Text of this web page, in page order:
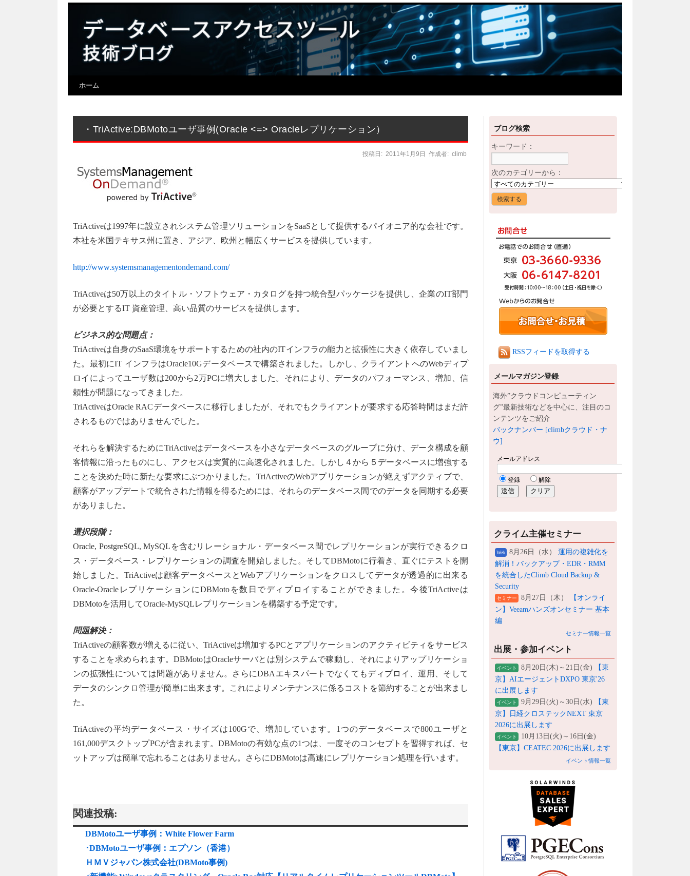
ホーム
・TriActive:DBMotoユーザ事例(Oracle <=> Oracleレプリケーション）
投稿日: 2011年1月9日 作成者: climb
TriActiveは1997年に設立されシステム管理ソリューションをSaaSとして提供するパイオニア的な会社です。
本社を米国テキサス州に置き、アジア、欧州と幅広くサービスを提供しています。
http://www.systemsmanagementondemand.com/
TriActiveは50万以上のタイトル・ソフトウェア・カタログを持つ統合型パッケージを提供し、企業のIT部門
が必要とするIT 資産管理、高い品質のサービスを提供します。
ビジネス的な問題点：
TriActiveは自身のSaaS環境をサポートするための社内のITインフラの能力と拡張性に大きく依存していまし
た。最初にIT インフラはOracle10Gデータベースで構築されました。しかし、クライアントへのWebディプ
ロイによってユーザ数は200から2万PCに増大しました。それにより、データのパフォーマンス、増加、信
頼性が問題になってきました。
TriActiveはOracle RACデータベースに移行しましたが、それでもクライアントが要求する応答時間はまだ許
されるものではありませんでした。
それらを解決するためにTriActiveはデータベースを小さなデータベースのグループに分け、データ構成を顧
客情報に沿ったものにし、アクセスは実質的に高速化されました。しかし４から５データベースに増強する
ことを決めた時に新たな要求にぶつかりました。TriActiveのWebアプリケーションが絶えずアクティブで、
顧客がアップデートで統合された情報を得るためには、それらのデータベース間でのデータを同期する必要
がありました。
選択段階：
Oracle, PostgreSQL, MySQLを含むリレーショナル・データベース間でレプリケーションが実行できるクロ
ス・データベース・レプリケーションの調査を開始しました。そしてDBMotoに行着き、直ぐにテストを開
始しました。TriActiveは顧客データベースとWebアプリケーションをクロスしてデータが透過的に出来る
Oracle-OracleレプリケーションにDBMotoを数日でディプロイすることができました。今後TriActiveは
DBMotoを活用してOracle-MySQLレプリケーションを構築する予定です。
問題解決：
TriActiveの顧客数が増えるに従い、TriActiveは増加するPCとアプリケーションのアクティビティをサービス
することを求められます。DBMotoはOracleサーバとは別システムで稼動し、それによりアップリケーショ
ンの拡張性については問題がありません。さらにDBAエキスパートでなくてもディプロイ、運用、そして
データのシンクロ管理が簡単に出来ます。これによりメンテナンスに係るコストを節約することが出来まし
た。
TriActiveの平均データベース・サイズは100Gで、増加しています。1つのデータベースで800ユーザと
161,000デスクトップPCが含まれます。DBMotoの有効な点の1つは、一度そのコンセプトを習得すれば、セ
ットアップは簡単で忘れることはありません。さらにDBMotoは高速にレプリケーション処理を行います。
関連投稿:
DBMotoユーザ事例：White Flower Farm
･DBMotoユーザ事例：エプソン（香港）
ＨＭＶジャパン株式会社(DBMoto事例)
ブログ検索
キーワード：
次のカテゴリーから：
RSSフィードを取得する
メールマガジン登録
海外”クラウドコンピューティン
グ”最新技術などを中心に、注目のコ
ンテンツをご紹介
バックナンバー [climbクラウド・ナ
ウ]
クライム主催セミナー
Web 8月26日（水） 運用の複雑化を
解消！バックアップ・EDR・RMM
を統合したClimb Cloud Backup &
Security
セミナー 8月27日（木）
【オンライ
ン】Veeamハンズオンセミナー 基本
編
セミナー情報一覧
出展・参加イベント
イベント 8月20日(木)～21日(金)
【東
京】AIエージェントDXPO 東京'26
に出展します
イベント 9月29日(火)～30日(水)
【東
京】日経クロステックNEXT 東京
2026に出展します
イベント
10月13日(火)～16日(金)
【東京】CEATEC 2026に出展します
イベント情報一覧